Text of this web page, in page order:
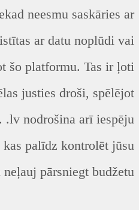
neesmu saskāries ar
ar datu noplūdi vai
šo platformu. Tas ir ļoti
justies droši, spēlējot
.lv nodrošina arī iespēju
palīdz kontrolēt jūsu
pārsniegt budžetu.